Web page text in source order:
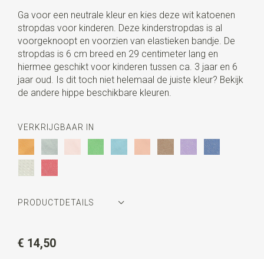
Ga voor een neutrale kleur en kies deze wit katoenen
stropdas voor kinderen. Deze kinderstropdas is al
voorgeknoopt en voorzien van elastieken bandje. De
stropdas is 6 cm breed en 29 centimeter lang en
hiermee geschikt voor kinderen tussen ca. 3 jaar en 6
jaar oud. Is dit toch niet helemaal de juiste kleur? Bekijk
de andere hippe beschikbare kleuren.
VERKRIJGBAAR IN
PRODUCTDETAILS
wit
€ 14,50